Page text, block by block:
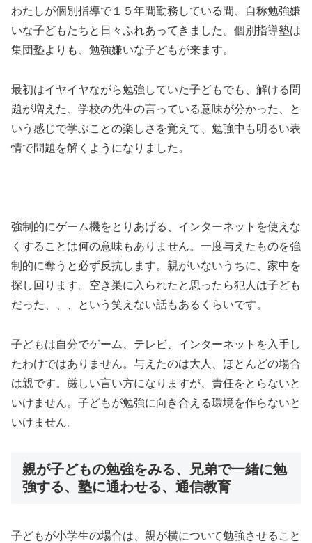
わたしが個別指導で１５年間勤務している間、自称勉強嫌
いな子どもたちと日々ふれあってきました。個別指導塾は
集団塾よりも、勉強嫌いな子どもが来ます。
最初はイヤイヤながら勉強していた子どもでも、解ける問
題が増えた、学校の先生の言っている意味が分かった、と
いう感じで学ぶことの楽しさを覚えて、勉強中も明るい表
情で問題を解くようになりました。
強制的にゲーム機をとりあげる、インターネットを使えな
くすることは何の意味もありません。一度与えたものを強
制的に奪うと必ず反抗します。親がいないうちに、家中を
探し回ります。空き巣に入られたと思ったら犯人は子ども
だった、、、という笑えない話もあるくらいです。
子どもは自分でゲーム、テレビ、インターネットを入手し
たわけではありません。与えたのは大人、ほとんどの場合
は親です。厳しい言い方になりますが、責任をとらないと
いけません。子どもが勉強に向き合える環境を作らないと
いけません。
親が子どもの勉強をみる、兄弟で一緒に勉
強する、塾に通わせる、通信教育
子どもが小学生の場合は、親が横について勉強させること